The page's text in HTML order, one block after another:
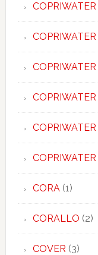
CORA(1)
CORALLO (2)
COVER (3)